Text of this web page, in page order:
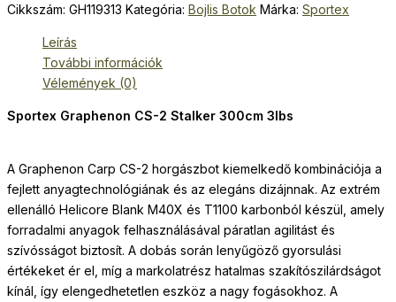
Cikkszám: GH119313 Kategória: Bojlis Botok Márka: Sportex
Leírás
További információk
Vélemények (0)
Sportex Graphenon CS-2 Stalker 300cm 3lbs
A Graphenon Carp CS-2 horgászbot kiemelkedő kombinációja a
fejlett anyagtechnológiának és az elegáns dizájnnak. Az extrém
ellenálló Helicore Blank M40X és T1100 karbonból készül, amely
forradalmi anyagok felhasználásával páratlan agilitást és
szívósságot biztosít. A dobás során lenyűgöző gyorsulási
értékeket ér el, míg a markolatrész hatalmas szakítószilárdságot
kínál, így elengedhetetlen eszköz a nagy fogásokhoz. A